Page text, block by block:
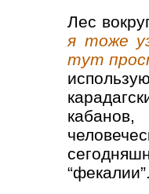
Лес
я тоже
тут
“фекалии”.